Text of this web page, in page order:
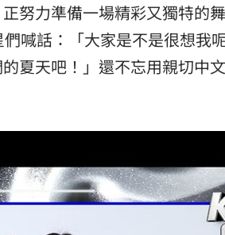
努力準備一場精彩又獨特的
喊話：「大家是不是很想我
夏天吧！」還不忘用親切中